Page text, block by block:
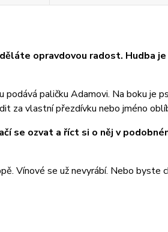
opravdovou radost. Hudba je
paličku Adamovi. Na boku je
za vlastní přezdívku nebo jméno
se ozvat a říct si o něj v
Vínové se už nevyrábí. Nebo byste